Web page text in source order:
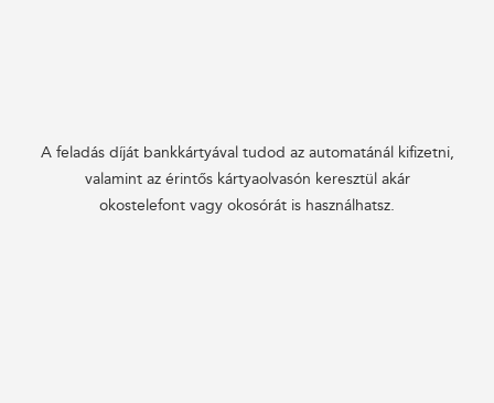
A feladás díját bankkártyával tudod az automatánál kifizetni,
valamint az érintős kártyaolvasón keresztül akár
okostelefont vagy okosórát is használhatsz.